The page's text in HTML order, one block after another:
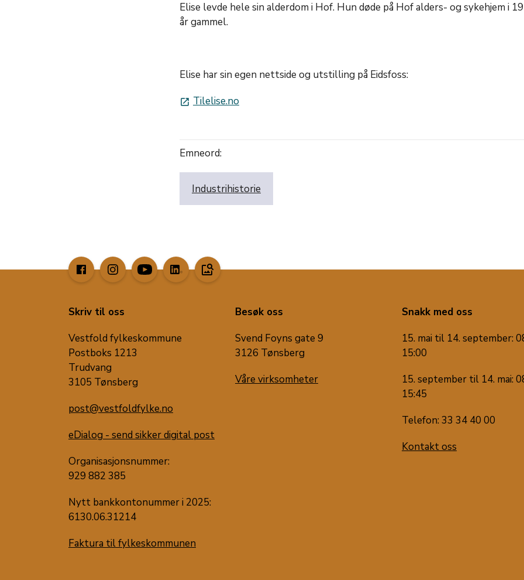
Elise levde hele sin alderdom i Hof. Hun døde på Hof alders- og sykehjem i
år gammel.
Elise har sin egen nettside og utstilling på Eidsfoss:
launch Tilelise.no
Emneord:
Industrihistorie
image_search
Skriv til oss
Vestfold fylkeskommune
Postboks 1213
Trudvang
3105 Tønsberg
post@vestfoldfylke.no
eDialog - send sikker digital post
Organisasjonsnummer:
929 882 385
Nytt bankkontonummer i 2025:
6130.06.31214
Faktura til fylkeskommunen
Besøk oss
Svend Foyns gate 9
3126 Tønsberg
Våre virksomheter
Snakk med oss
15. mai til 14. september:
15:00
15. september til 14. mai:
15:45
Telefon: 33 34 40 00
Kontakt oss